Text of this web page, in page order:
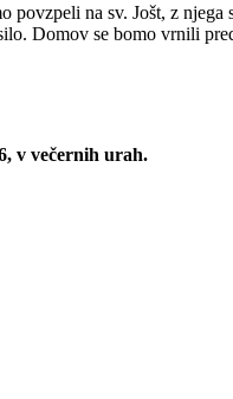
povzpeli na sv. Jošt, z
Domov se bomo vrnili
v večernih urah.